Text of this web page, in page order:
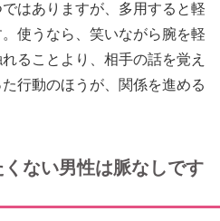
はありますが、多用すると軽
使うなら、笑いながら腕を軽
ることより、相手の話を覚え
行動のほうが、関係を進める
ない男性は脈なしです